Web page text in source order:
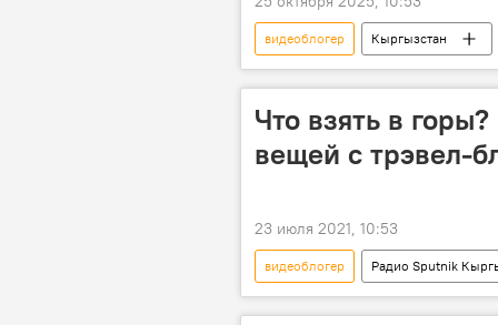
видеоблогер Кыргызстан
блогер
Что взять в
вещей с трэвел-
23 июля 2021, 10:53
видеоблогер Радио Sputnik
путешествие
поездка